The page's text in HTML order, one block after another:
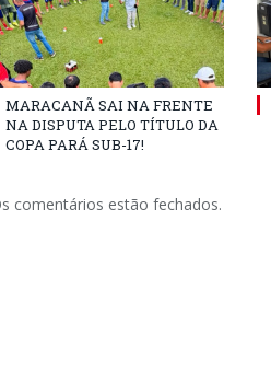
MARACANÃ SAI NA FRENTE
NA DISPUTA PELO TÍTULO DA
COPA PARÁ SUB-17!
comentários estão fechados.